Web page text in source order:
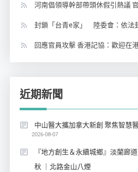
河南倡領導幹部帶頭休假引熱議
封鎖「台青e家」 陸委會：依法
回應官員攻擊 香港記協：歡迎在
近期新聞
中山醫大攜加拿大新創 聚焦智慧
2026-08-07
『地方創生＆永續城鄉』淡蘭廊
秋 ｜北路金山八煙